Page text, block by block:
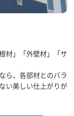
材」「外壁材」「サ
ら、各部材とのバラ
い美しい仕上がりが